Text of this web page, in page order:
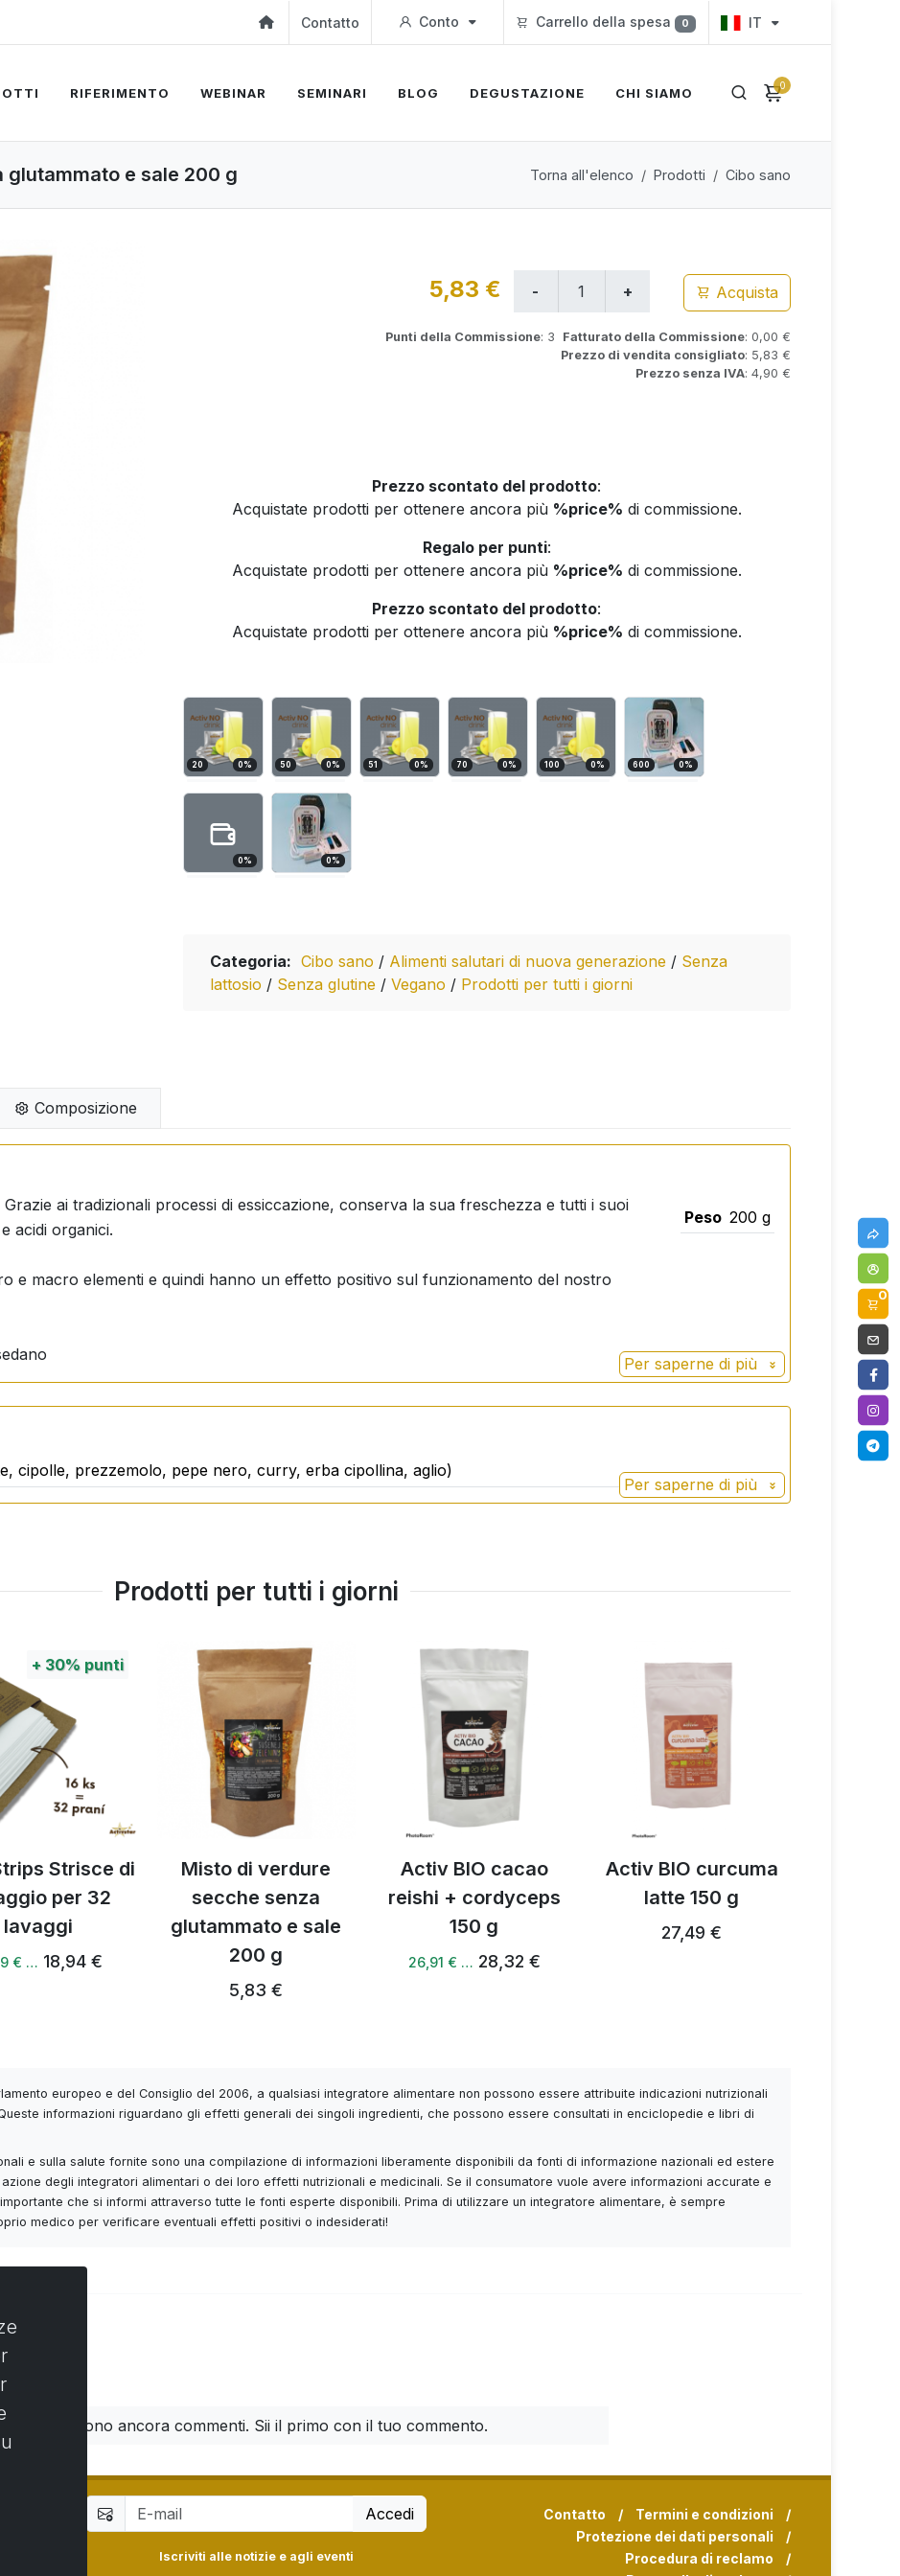
Contatto Conto Carrello della spesa 0 IT
0
RIFERIMENTO WEBINAR SEMINARI BLOG DEGUSTAZIONE CHI SIAMO
e sale 200 g Torna all'elenco Prodotti Cibo sano
5,83 € Acquista
Punti della Commissione: 3 Fatturato della Commissione: 0,00 €
Prezzo di vendita consigliato: 5,83 €
Prezzo senza IVA: 4,90 €
Prezzo scontato del prodotto:
Acquistate prodotti per ottenere ancora più %price% di commissione.
Regalo per punti:
Acquistate prodotti per ottenere ancora più %price% di commissione.
Prezzo scontato del prodotto:
Acquistate prodotti per ottenere ancora più %price% di commissione.
20 0% 50 0% 51 0% 70 0% 100 0% 600 0%
0% 0%
Categoria: Cibo sano / Alimenti salutari di nuova generazione / Senza
lattosio / Senza glutine / Vegano / Prodotti per tutti i giorni
Composizione
Peso 200 g
ai tradizionali processi di essiccazione, conserva la sua freschezza e tutti i suoi
acidi organici.
e macro elementi e quindi hanno un effetto positivo sul funzionamento del nostro
Per saperne di più
cipolle, prezzemolo, pepe nero, curry, erba cipollina, aglio)
Per saperne di più
Prodotti per tutti i giorni
+ 30%punti
Strisce di
per 32
lavaggi
€ … 18,94 €
Misto di verdure
secche senza
glutammato e sale
200 g
5,83 €
Activ BIO cacao
reishi + cordyceps
150 g
26,91 € … 28,32 €
Activ BIO curcuma
latte 150 g
27,49 €
europeo e del Consiglio del 2006, a qualsiasi integratore alimentare non possono essere attribuite indicazioni nutrizionali
informazioni riguardano gli effetti generali dei singoli ingredienti, che possono essere consultati in enciclopedie e libri di
e sulla salute fornite sono una compilazione di informazioni liberamente disponibili da fonti di informazione nazionali ed estere
degli integratori alimentari o dei loro effetti nutrizionali e medicinali. Se il consumatore vuole avere informazioni accurate e
che si informi attraverso tutte le fonti esperte disponibili. Prima di utilizzare un integratore alimentare, è sempre
medico per verificare eventuali effetti positivi o indesiderati!
Non ci sono ancora commenti. Sii il primo con il tuo commento.
Accedi
Iscriviti alle notizie e agli eventi
Contatto / Termini e condizioni
/
Protezione dei dati personali
/
Procedura di reclamo
/
0